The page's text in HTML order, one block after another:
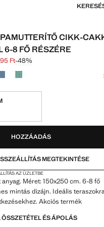
CIKK-
6-8 FŐ RÉSZÉRE
[21 995 Ft ]
495 Ft ]
Ft-48%
HOZZÁADÁS
MEGTEKINTÉSE
AZ ÜZLETBE
Méret: 150x250 cm. 6-8 fő
mintás dizájn. Ideális
Akciós termék
ÉS ÁPOLÁS